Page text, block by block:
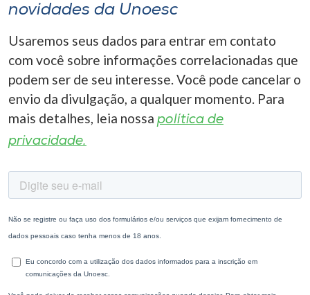
novidades da Unoesc
Usaremos seus dados para entrar em contato
com você sobre informações correlacionadas que
podem ser de seu interesse. Você pode cancelar o
envio da divulgação, a qualquer momento. Para
mais detalhes, leia nossa política de
privacidade.